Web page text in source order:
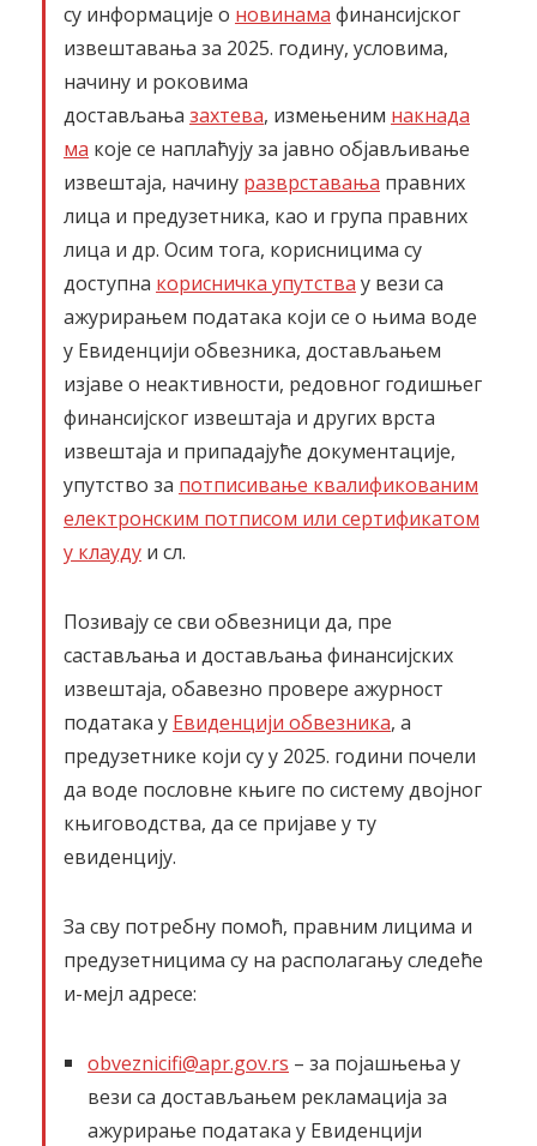
су информације о новинама финансијског
извештавања за 2025. годину, условима,
начину и роковима
достављања захтева, измењеним накнада
ма које се наплаћују за јавно објављивање
извештаја, начину разврставања правних
лица и предузетника, као и група правних
лица и др. Осим тога, корисницима су
доступна корисничка упутства у вези са
ажурирањем података који се о њима воде
у Евиденцији обвезника, достављањем
изјаве о неактивности, редовног годишњег
финансијског извештаја и других врста
извештаја и припадајуће документације,
упутство за потписивање квалификованим
електронским потписом или сертификатом
у клауду и сл.
Позивају се сви обвезници да, пре
састављања и достављања финансијских
извештаја, обавезно провере ажурност
података у Евиденцији обвезника, а
предузетнике који су у 2025. години почели
да воде пословне књиге по систему двојног
књиговодства, да се пријаве у ту
евиденцију.
За сву потребну помоћ, правним лицима и
предузетницима су на располагању следеће
и-мејл адресе:
obveznicifi@apr.gov.rs – за појашњења у
вези са достављањем рекламација за
ажурирање података у Евиденцији